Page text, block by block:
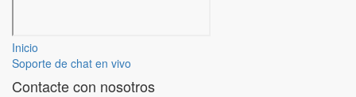
Inicio
Soporte de chat en vivo
Contacte con nosotros